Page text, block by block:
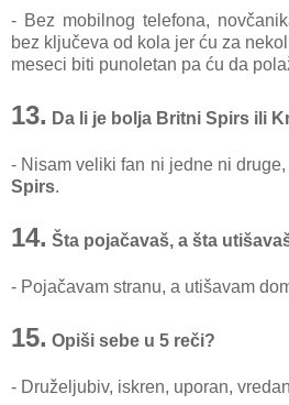
- Bez mobilnog telefona,
bez ključeva od kola jer ću za
meseci biti punoletan pa ću da
13. Da li je bolja Britni Spirs ili
- Nisam veliki fan ni jedne ni
Spirs.
14. Šta pojačavaš, a šta
- Pojačavam stranu, a utišavam
15. Opiši sebe u 5 reči?
- Druželjubiv, iskren, uporan,